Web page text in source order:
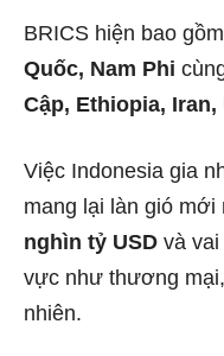
BRICS hiện bao gồm
Quốc, Nam Phi
Cập, Ethiopia, Iran,
Việc Indonesia gia
mang lại làn gió
nghìn tỷ USD và
vực như thương
nhiên.